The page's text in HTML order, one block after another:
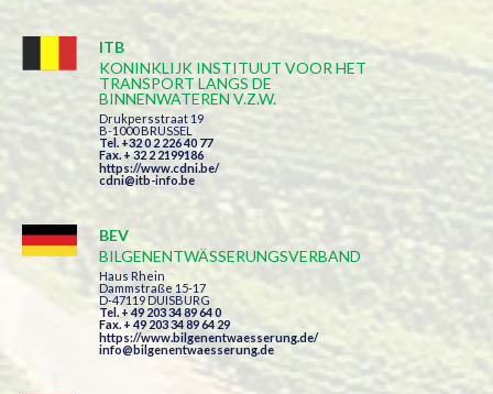
ITB
KONINKLIJK INSTITUUT VOOR HET
TRANSPORT LANGS DE
BINNENWATEREN V.Z.W.
Drukpersstraat 19
B-1000 BRUSSEL
Tel. +32 0 2 226 40 77
Fax. + 32 2 2199186
https://www.cdni.be/
cdni@itb-info.be
BEV
BILGENENTWÄSSERUNGSVERBAND
Haus Rhein
Dammstraße 15-17
D-47119 DUISBURG
Tel. + 49 203 34 89 64 0
Fax. + 49 203 34 89 64 29
https://www.bilgenentwaesserung.de/
info@bilgenentwaesserung.de